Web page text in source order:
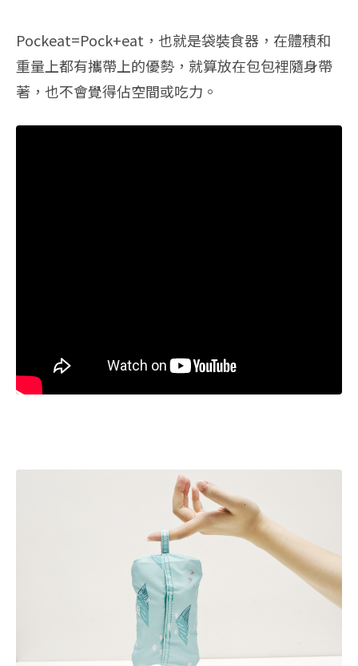
Pockeat=Pock+eat，也就是袋裝食器，在體積和
重量上都有攜帶上的優勢，就算放在包包裡隨身帶
著，也不會覺得佔空間或吃力。